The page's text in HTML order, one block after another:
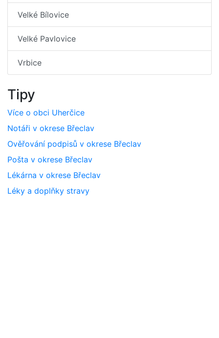
Velké Bílovice
Velké Pavlovice
Vrbice
Tipy
Více o obci Uherčice
Notáři v okrese Břeclav
Ověřování podpisů v okrese Břeclav
Pošta v okrese Břeclav
Lékárna v okrese Břeclav
Léky a doplňky stravy